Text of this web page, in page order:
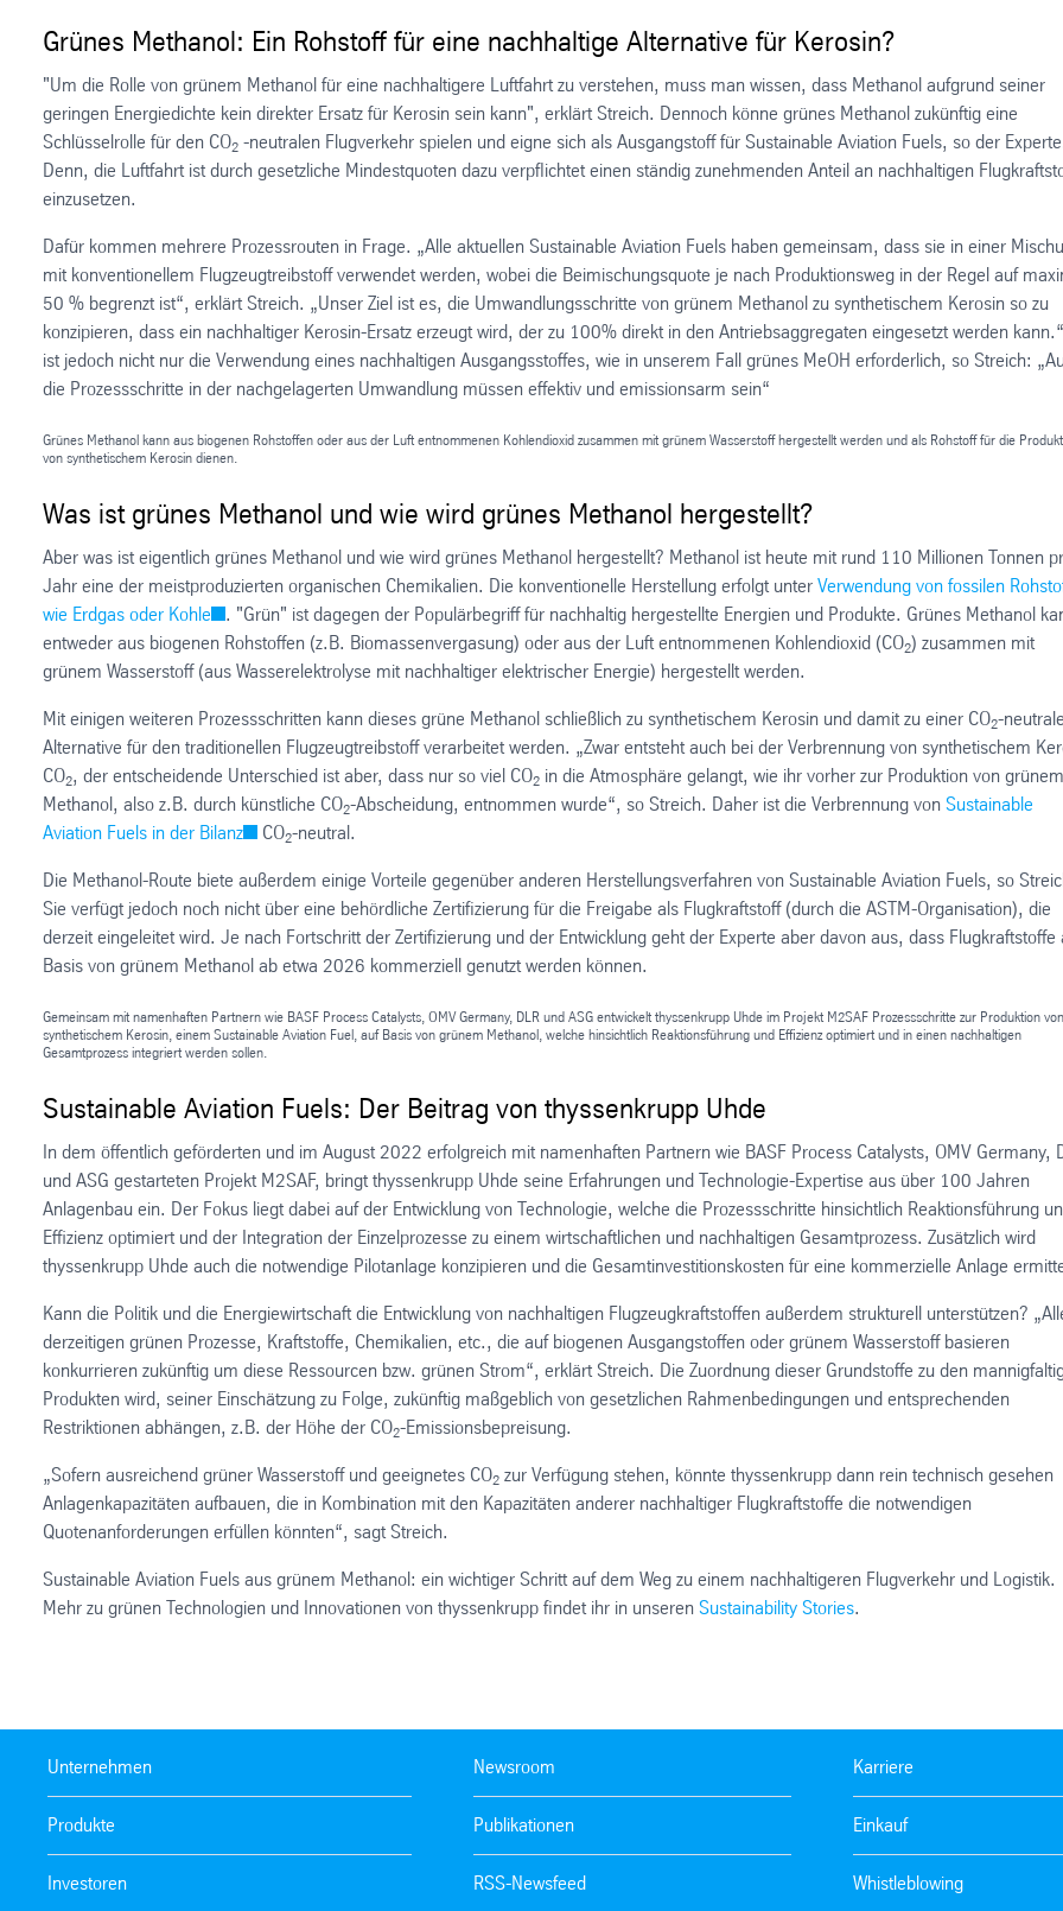
Grünes Methanol: Ein Rohstoff für eine nachhaltige Alternative für Kerosin?
"Um die Rolle von grünem Methanol für eine nachhaltigere Luftfahrt zu verstehen, muss man wissen, dass Methanol aufgrund seiner
geringen Energiedichte kein direkter Ersatz für Kerosin sein kann", erklärt Streich. Dennoch könne grünes Methanol zukünftig eine
Schlüsselrolle für den CO2 -neutralen Flugverkehr spielen und eigne sich als Ausgangstoff für Sustainable Aviation Fuels, so der
Denn, die Luftfahrt ist durch gesetzliche Mindestquoten dazu verpflichtet einen ständig zunehmenden Anteil an nachhaltigen
einzusetzen.
Dafür kommen mehrere Prozessrouten in Frage. „Alle aktuellen Sustainable Aviation Fuels haben gemeinsam, dass sie in einer
mit konventionellem Flugzeugtreibstoff verwendet werden, wobei die Beimischungsquote je nach Produktionsweg in der Regel auf
50 % begrenzt ist“, erklärt Streich. „Unser Ziel ist es, die Umwandlungsschritte von grünem Methanol zu synthetischem Kerosin so zu
konzipieren, dass ein nachhaltiger Kerosin-Ersatz erzeugt wird, der zu 100% direkt in den Antriebsaggregaten eingesetzt werden
ist jedoch nicht nur die Verwendung eines nachhaltigen Ausgangsstoffes, wie in unserem Fall grünes MeOH erforderlich, so Streich:
die Prozessschritte in der nachgelagerten Umwandlung müssen effektiv und emissionsarm sein“
Grünes Methanol kann aus biogenen Rohstoffen oder aus der Luft entnommenen Kohlendioxid zusammen mit grünem Wasserstoff hergestellt werden und als Rohstoff für die
von synthetischem Kerosin dienen.
Was ist grünes Methanol und wie wird grünes Methanol hergestellt?
Aber was ist eigentlich grünes Methanol und wie wird grünes Methanol hergestellt? Methanol ist heute mit rund 110 Millionen Tonnen
Jahr eine der meistproduzierten organischen Chemikalien. Die konventionelle Herstellung erfolgt unter Verwendung von fossilen
wie Erdgas oder Kohle
. "Grün" ist dagegen der Populärbegriff für nachhaltig hergestellte Energien und Produkte. Grünes Methanol
entweder aus biogenen Rohstoffen (z.B. Biomassenvergasung) oder aus der Luft entnommenen Kohlendioxid (CO2) zusammen mit
grünem Wasserstoff (aus Wasserelektrolyse mit nachhaltiger elektrischer Energie) hergestellt werden.
Mit einigen weiteren Prozessschritten kann dieses grüne Methanol schließlich zu synthetischem Kerosin und damit zu einer CO2-
Alternative für den traditionellen Flugzeugtreibstoff verarbeitet werden. „Zwar entsteht auch bei der Verbrennung von synthetischem
CO2, der entscheidende Unterschied ist aber, dass nur so viel CO2 in die Atmosphäre gelangt, wie ihr vorher zur Produktion von grünem
Methanol, also z.B. durch künstliche CO2-Abscheidung, entnommen wurde“, so Streich. Daher ist die Verbrennung von Sustainable
Aviation Fuels in der Bilanz
CO2-neutral.
Die Methanol-Route biete außerdem einige Vorteile gegenüber anderen Herstellungsverfahren von Sustainable Aviation Fuels, so
Sie verfügt jedoch noch nicht über eine behördliche Zertifizierung für die Freigabe als Flugkraftstoff (durch die ASTM-Organisation), die
derzeit eingeleitet wird. Je nach Fortschritt der Zertifizierung und der Entwicklung geht der Experte aber davon aus, dass Flugkraftstoffe
Basis von grünem Methanol ab etwa 2026 kommerziell genutzt werden können.
Gemeinsam mit namenhaften Partnern wie BASF Process Catalysts, OMV Germany, DLR und ASG entwickelt thyssenkrupp Uhde im Projekt M2SAF Prozessschritte zur Produktion von
synthetischem Kerosin, einem Sustainable Aviation Fuel, auf Basis von grünem Methanol, welche hinsichtlich Reaktionsführung und Effizienz optimiert und in einen nachhaltigen
Gesamtprozess integriert werden sollen.
Sustainable Aviation Fuels: Der Beitrag von thyssenkrupp Uhde
In dem öffentlich geförderten und im August 2022 erfolgreich mit namenhaften Partnern wie BASF Process Catalysts, OMV Germany,
und ASG gestarteten Projekt M2SAF, bringt thyssenkrupp Uhde seine Erfahrungen und Technologie-Expertise aus über 100 Jahren
Anlagenbau ein. Der Fokus liegt dabei auf der Entwicklung von Technologie, welche die Prozessschritte hinsichtlich Reaktionsführung
Effizienz optimiert und der Integration der Einzelprozesse zu einem wirtschaftlichen und nachhaltigen Gesamtprozess. Zusätzlich wird
thyssenkrupp Uhde auch die notwendige Pilotanlage konzipieren und die Gesamtinvestitionskosten für eine kommerzielle Anlage
Kann die Politik und die Energiewirtschaft die Entwicklung von nachhaltigen Flugzeugkraftstoffen außerdem strukturell unterstützen?
derzeitigen grünen Prozesse, Kraftstoffe, Chemikalien, etc., die auf biogenen Ausgangstoffen oder grünem Wasserstoff basieren
konkurrieren zukünftig um diese Ressourcen bzw. grünen Strom“, erklärt Streich. Die Zuordnung dieser Grundstoffe zu den
Produkten wird, seiner Einschätzung zu Folge, zukünftig maßgeblich von gesetzlichen Rahmenbedingungen und entsprechenden
Restriktionen abhängen, z.B. der Höhe der CO2-Emissionsbepreisung.
„Sofern ausreichend grüner Wasserstoff und geeignetes CO2 zur Verfügung stehen, könnte thyssenkrupp dann rein technisch gesehen
Anlagenkapazitäten aufbauen, die in Kombination mit den Kapazitäten anderer nachhaltiger Flugkraftstoffe die notwendigen
Quotenanforderungen erfüllen könnten“, sagt Streich.
Sustainable Aviation Fuels aus grünem Methanol: ein wichtiger Schritt auf dem Weg zu einem nachhaltigeren Flugverkehr und Logistik.
Mehr zu grünen Technologien und Innovationen von thyssenkrupp findet ihr in unseren Sustainability Stories.
Unternehmen
Produkte
Investoren
Newsroom
Publikationen
RSS-Newsfeed
Karriere
Einkauf
Whistleblowing